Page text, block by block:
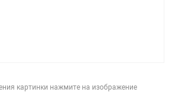
картинки нажмите на изображение